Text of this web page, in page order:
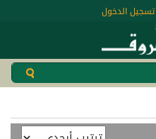
تسجيل الدخول